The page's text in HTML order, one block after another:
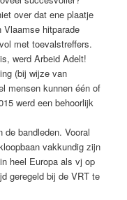
over dat ene plaatje
Vlaamse hitparade
met toevalstreffers.
werd Arbeid Adelt!
(bij wijze van
mensen kunnen één of
werd een behoorlijk
bandleden. Vooral
vakkundig zijn
heel Europa als vj op
geregeld bij de VRT te